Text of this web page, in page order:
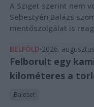
A Sziget szerint nem
Sebestyén Balázs
mentőszolgálat is
BELFÖLD 2026.
Felborult egy
kilométeres a
Baleset